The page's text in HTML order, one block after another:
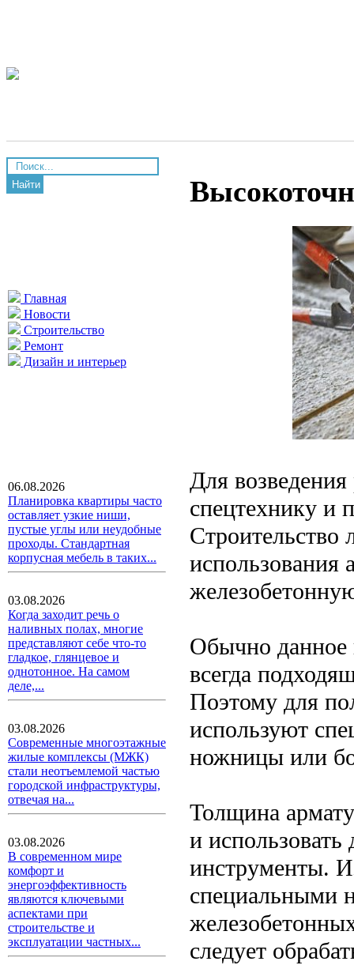
Найти
Главная
Новости
Строительство
Ремонт
Дизайн и интерьер
06.08.2026
Планировка квартиры часто
оставляет узкие ниши,
пустые углы или неудобные
проходы. Стандартная
корпусная мебель в таких...
03.08.2026
Когда заходит речь о
наливных полах, многие
представляют себе что-то
гладкое, глянцевое и
однотонное. На самом
деле,...
03.08.2026
Современные многоэтажные
жилые комплексы (МЖК)
стали неотъемлемой частью
городской инфраструктуры,
отвечая на...
03.08.2026
В современном мире
комфорт и
энергоэффективность
являются ключевыми
аспектами при
строительстве и
эксплуатации частных...
Для
спецтехнику и
Строительство
Обычно данное
всегда
Поэтому для
используют
ножницы или
Толщина
и
инструменты.
специальными
следует